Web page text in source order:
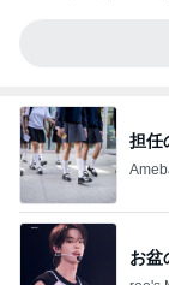
担任
お盆